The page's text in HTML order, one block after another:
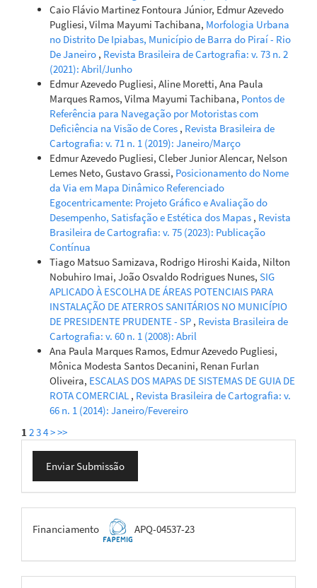
Caio Flávio Martinez Fontoura Júnior, Edmur Azevedo
Pugliesi, Vilma Mayumi Tachibana, Morfologia Urbana
no Distrito De Ipiabas, Município de Barra do Piraí - Rio
De Janeiro , Revista Brasileira de Cartografia: v. 73 n. 2
(2021): Abril/Junho
Edmur Azevedo Pugliesi, Aline Moretti, Ana Paula
Marques Ramos, Vilma Mayumi Tachibana, Pontos de
Referência para Navegação por Motoristas com
Deficiência na Visão de Cores , Revista Brasileira de
Cartografia: v. 71 n. 1 (2019): Janeiro/Março
Edmur Azevedo Pugliesi, Cleber Junior Alencar, Nelson
Lemes Neto, Gustavo Grassi, Posicionamento do Nome
da Via em Mapa Dinâmico Referenciado
Egocentricamente: Projeto Gráfico e Avaliação do
Desempenho, Satisfação e Estética dos Mapas , Revista
Brasileira de Cartografia: v. 75 (2023): Publicação
Contínua
Tiago Matsuo Samizava, Rodrigo Hiroshi Kaida, Nilton
Nobuhiro Imai, João Osvaldo Rodrigues Nunes, SIG
APLICADO À ESCOLHA DE ÁREAS POTENCIAIS PARA
INSTALAÇÃO DE ATERROS SANITÁRIOS NO MUNICÍPIO
DE PRESIDENTE PRUDENTE - SP , Revista Brasileira de
Cartografia: v. 60 n. 1 (2008): Abril
Ana Paula Marques Ramos, Edmur Azevedo Pugliesi,
Mônica Modesta Santos Decanini, Renan Furlan
Oliveira, ESCALAS DOS MAPAS DE SISTEMAS DE GUIA DE
ROTA COMERCIAL , Revista Brasileira de Cartografia: v.
66 n. 1 (2014): Janeiro/Fevereiro
1 234>>>
Enviar
Submissão
Enviar Submissão
FAPEMIG
Financiamento APQ-04537-23